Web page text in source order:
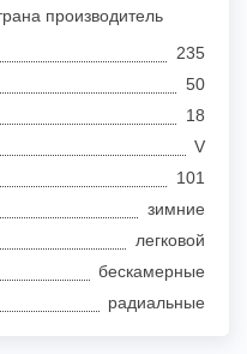
производитель
235
50
18
V
101
зимние
легковой
бескамерные
радиальные